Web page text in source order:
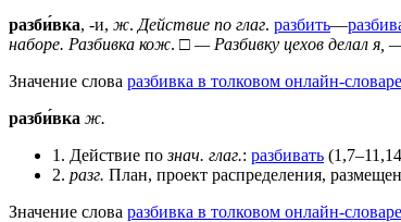
разби́вка, -и, ж. Действие по глаг. разбить—
наборе. Разбивка кож. □ — Разбивку цехов делал я,
Значение слова разбивка в толковом онлайн-
разби́вка ж.
1. Действие познач. глаг.: разбивать
2. разг. План, проект распределения,
Значение слова разбивка в толковом онлайн-